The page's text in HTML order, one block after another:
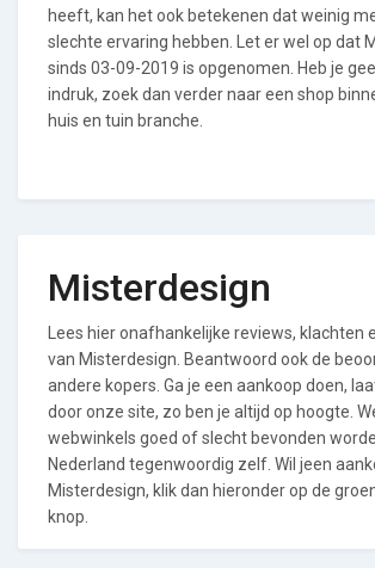
heeft, kan het ook betekenen dat weinig
slechte ervaring hebben. Let er wel op dat
sinds 03-09-2019 is opgenomen. Heb je
indruk, zoek dan verder naar een shop
huis en tuin branche.
Misterdesign
Lees hier onafhankelijke reviews, klachten
van Misterdesign. Beantwoord ook de
andere kopers. Ga je een aankoop doen,
door onze site, zo ben je altijd op hoogte.
webwinkels goed of slecht bevonden
Nederland tegenwoordig zelf. Wil jeen
Misterdesign, klik dan hieronder op de
knop.